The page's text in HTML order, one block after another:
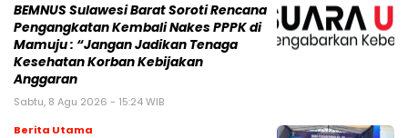
BEMNUS Sulawesi Barat Soroti Rencana
Pengangkatan Kembali Nakes PPPK di
Mamuju : “Jangan Jadikan Tenaga
Kesehatan Korban Kebijakan
Anggaran
Sabtu, 8 Agu 2026 - 15:24 WIB
Berita Utama